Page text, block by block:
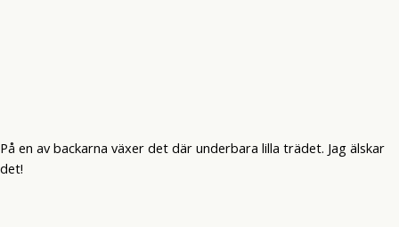
På en av backarna växer det där underbara lilla trädet. Jag älskar
det!